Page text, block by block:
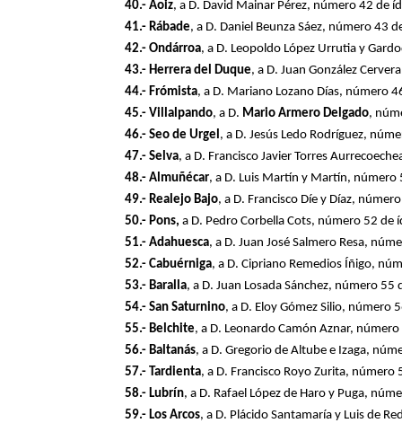
40.- Aoiz, a D. David Mainar Pérez, número 42
41.- Rábade, a D. Daniel Beunza Sáez, número
42.- Ondárroa, a D. Leopoldo López Urrutia y
43.- Herrera del Duque, a D. Juan González
44.- Frómista, a D. Mariano Lozano Días, número
45.- Villalpando, a D. Mario Armero Delgado,
46.- Seo de Urgel , a D. Jesús Ledo Rodríguez,
47.- Selva, a D. Francisco Javier Torres
48.- Almuñécar, a D. Luis Martín y Martín,
49.- Realejo Bajo, a D. Francisco Díe y Díaz,
50.- Pons, a D. Pedro Corbella Cots, número 52
51.- Adahuesca, a D. Juan José Salmero Resa,
52.- Cabuérniga, a D. Cipriano Remedios Íñigo,
53.- Baralla, a D. Juan Losada Sánchez, número
54.- San Saturnino, a D. Eloy Gómez Silio,
55.- Belchite, a D. Leonardo Camón Aznar,
56.- Baltanás, a D. Gregorio de Altube e Izaga,
57.- Tardienta, a D. Francisco Royo Zurita,
58.- Lubrín, a D. Rafael López de Haro y Puga,
59.- Los Arcos, a D. Plácido Santamaría y Luis de